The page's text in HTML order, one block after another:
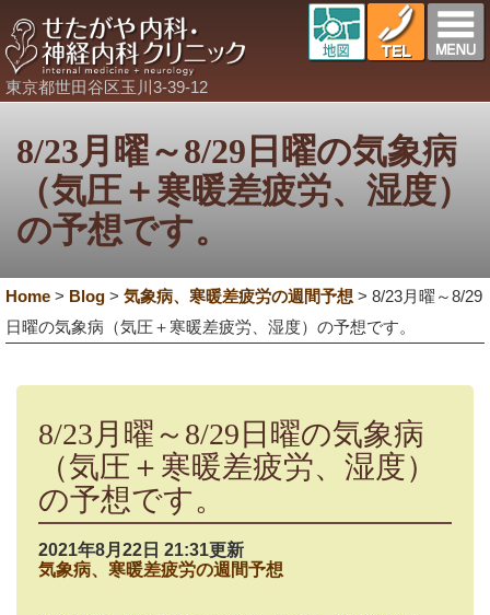
東京都世田谷区玉川3-39-12
8/23月曜～8/29日曜の気象病
（気圧＋寒暖差疲労、湿度）
の予想です。
Home > Blog > 気象病、寒暖差疲労の週間予想 > 8/23月曜～8/29
日曜の気象病（気圧＋寒暖差疲労、湿度）の予想です。
8/23月曜～8/29日曜の気象病
（気圧＋寒暖差疲労、湿度）
の予想です。
2021年8月22日 21:31更新
気象病、寒暖差疲労の週間予想